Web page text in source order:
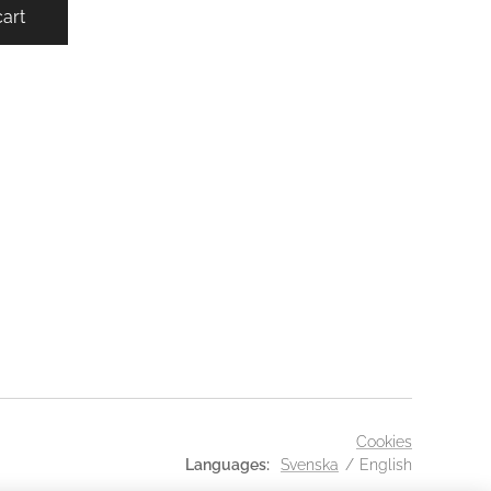
Cookies
Languages
Svenska English